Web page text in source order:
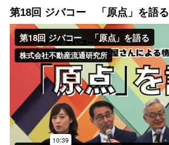
第18回 ジバコー 「原点」を語る